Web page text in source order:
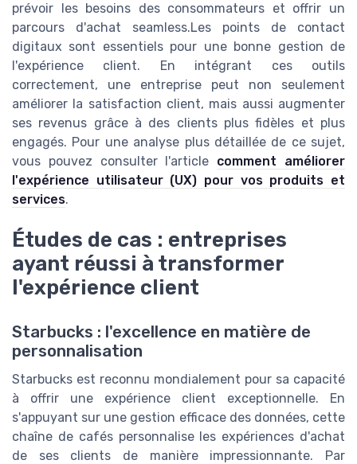
prévoir les besoins des consommateurs et offrir un
parcours d'achat seamless.Les points de contact
digitaux sont essentiels pour une bonne gestion de
l'expérience client. En intégrant ces outils
correctement, une entreprise peut non seulement
améliorer la satisfaction client, mais aussi augmenter
ses revenus grâce à des clients plus fidèles et plus
engagés. Pour une analyse plus détaillée de ce sujet,
vous pouvez consulter l'article comment améliorer
l'expérience utilisateur (UX) pour vos produits et
services.
Études de cas : entreprises
ayant réussi à transformer
l'expérience client
Starbucks : l'excellence en matière de
personnalisation
Starbucks est reconnu mondialement pour sa capacité
à offrir une expérience client exceptionnelle. En
s'appuyant sur une gestion efficace des données, cette
chaîne de cafés personnalise les expériences d'achat
de ses clients de manière impressionnante. Par